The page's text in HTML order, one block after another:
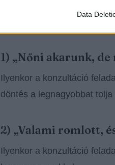
Data
1) „Nőni akarunk,
Ilyenkor a konzultáció
döntés a legnagyobbat tolja
2) „Valami romlott,
Ilyenkor a konzultáció